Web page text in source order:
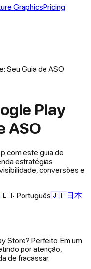
GraphicsPricing
Seu Guia de ASO
Play
ASO
com este guia de
estratégias
conversões e
🇧🇷Português🇯🇵日本
Store? Perfeito. Em um
por atenção,
de fracassar.